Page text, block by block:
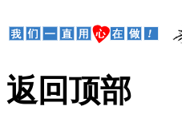
返回顶部